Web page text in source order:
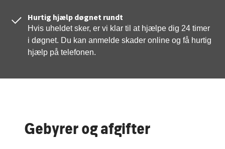
Hurtig hjælp døgnet rundt
Hvis uheldet sker, er vi klar til at hjælpe dig 24 timer
i døgnet. Du kan anmelde skader online og få hurtig
hjælp på telefonen.
Gebyrer og afgifter